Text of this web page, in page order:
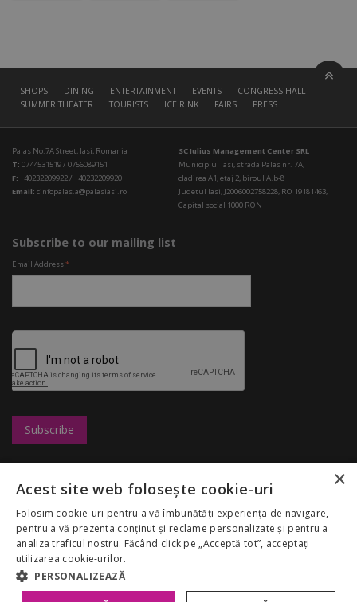
SHOPS DINING ENTERTAINMENT EVENTS
CONGRESS HALL
SUMMER THEATER
TOURISTS ICE RINK FAIRS PRESS
Palas No.7A Street, Iasi, Romania
T: 0744531519 / 0756089151
F: +40232209922 / +40232209920
Email: cinfopalas.a@palasiasi.ro
SC Iulius Management Center SRL
Municipiul Iasi, strada Palas nr. 7A,
cladirea A1, etaj 2, biroul A.b-8
Judetul Iasi, J2006002758228, RO 19181463,
Capital social 1000 RON
Subscribe to our mailing list
Email Address*
Marketing
Palas Mall
Rules
My Account
GDPR
Congresshall
Fairs
Restaurants
Discounts
Despre noi
×
Acest site web folosește cookie-uri
Folosim cookie-uri pentru a vă îmbunătăți experiența de navigare,
pentru a vă prezenta conținut și reclame personalizate și pentru a
analiza traficul nostru. Făcând click pe „Acceptă tot”, acceptați
utilizarea cookie-urilor.
PERSONALIZEAZĂ